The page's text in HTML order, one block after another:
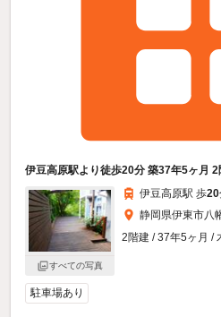
伊豆高原駅より徒歩20分 築37年5ヶ月
すべての写真
伊豆高原駅 歩20
静岡県伊東市八
2階建 / 37年5ヶ月 /
駐車場あり